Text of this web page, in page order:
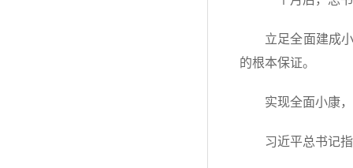
立足全面建成
的根本保证。
实现全面小康
习近平总书记